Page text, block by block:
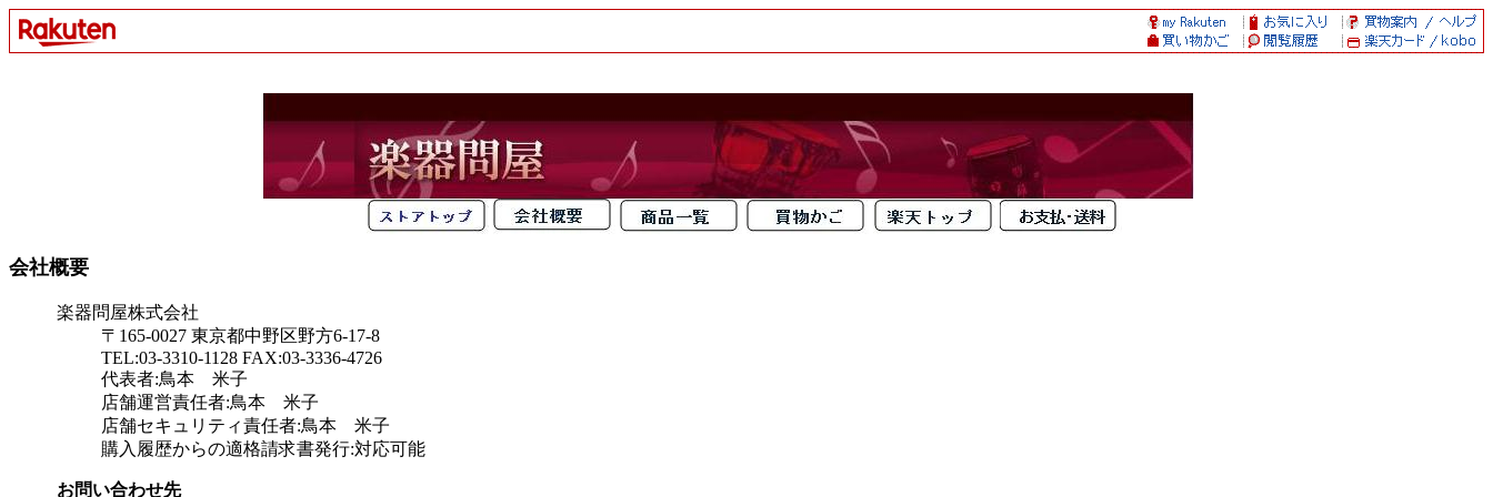
会社概要
楽器問屋株式会社
〒165-0027 東京都中野区野方6-17-8
TEL:03-3310-1128 FAX:03-3336-4726
代表者:鳥本 米子
店舗運営責任者:鳥本 米子
店舗セキュリティ責任者:鳥本 米子
購入履歴からの適格請求書発行:対応可能
お問い合わせ先